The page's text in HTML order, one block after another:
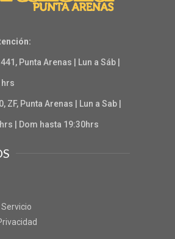
Punta Arenas | Lun a Sáb |
hrs
ZF, Punta Arenas | Lun a Sab |
| Dom hasta 19:30hrs